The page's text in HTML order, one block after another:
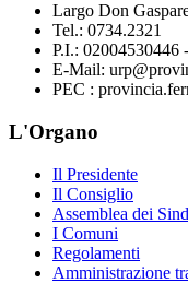
Largo Don
Tel.: 0734.2321
P.I.: 02004530446
E-Mail:
PEC :
L'Organo
Il Presidente
Il Consiglio
Assemblea dei
I Comuni
Regolamenti
Amministrazione